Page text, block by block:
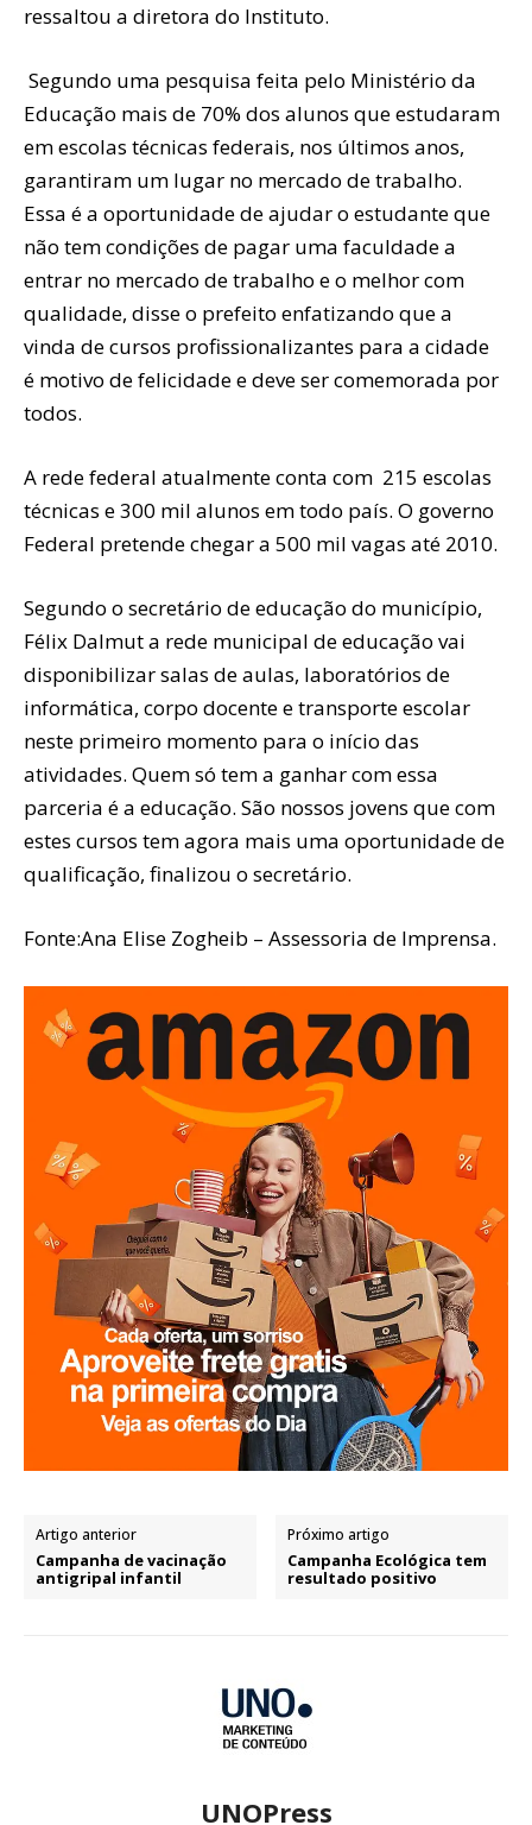
ressaltou a diretora do Instituto.
Segundo uma pesquisa feita pelo Ministério da
Educação mais de 70% dos alunos que estudaram
em escolas técnicas federais, nos últimos anos,
garantiram um lugar no mercado de trabalho.
Essa é a oportunidade de ajudar o estudante que
não tem condições de pagar uma faculdade a
entrar no mercado de trabalho e o melhor com
qualidade, disse o prefeito enfatizando que a
vinda de cursos profissionalizantes para a cidade
é motivo de felicidade e deve ser comemorada por
todos.
A rede federal atualmente conta com 215 escolas
técnicas e 300 mil alunos em todo país. O governo
Federal pretende chegar a 500 mil vagas até 2010.
Segundo o secretário de educação do município,
Félix Dalmut a rede municipal de educação vai
disponibilizar salas de aulas, laboratórios de
informática, corpo docente e transporte escolar
neste primeiro momento para o início das
atividades. Quem só tem a ganhar com essa
parceria é a educação. São nossos jovens que com
estes cursos tem agora mais uma oportunidade de
qualificação, finalizou o secretário.
Fonte:Ana Elise Zogheib – Assessoria de Imprensa.
Artigo anterior
Campanha de vacinação
antigripal infantil
Próximo artigo
Campanha Ecológica tem
resultado positivo
UNOPress